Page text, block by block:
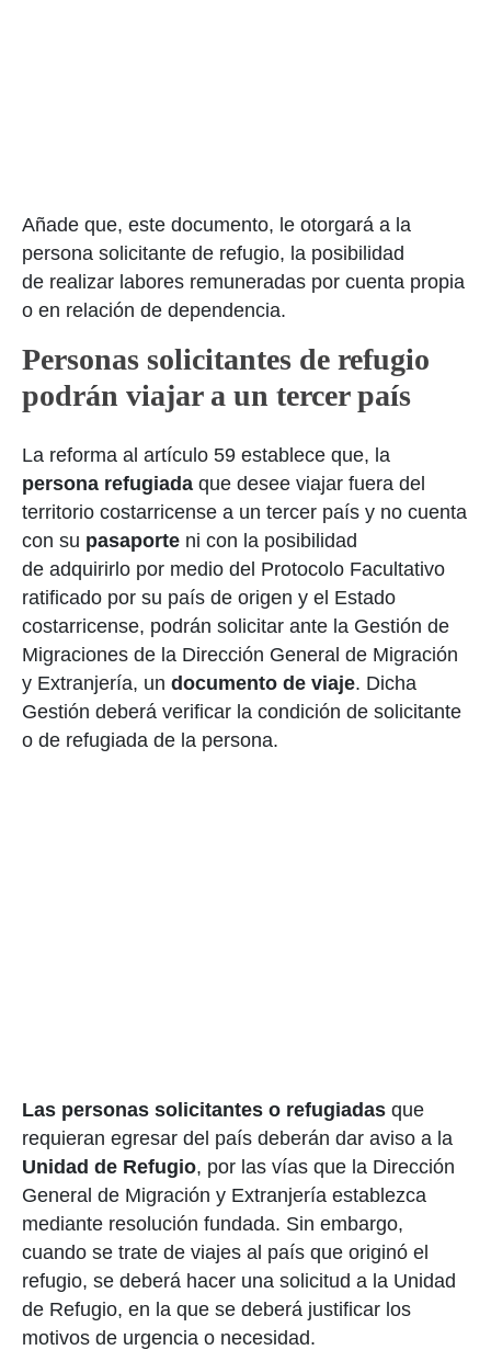
Añade que, este documento, le otorgará a la
persona solicitante de refugio, la posibilidad
de realizar labores remuneradas por cuenta propia
o en relación de dependencia.
Personas solicitantes de refugio
podrán viajar a un tercer país
La reforma al artículo 59 establece que, la
persona refugiada que desee viajar fuera del
territorio costarricense a un tercer país y no cuenta
con su pasaporte ni con la posibilidad
de adquirirlo por medio del Protocolo Facultativo
ratificado por su país de origen y el Estado
costarricense, podrán solicitar ante la Gestión de
Migraciones de la Dirección General de Migración
y Extranjería, un documento de viaje. Dicha
Gestión deberá verificar la condición de solicitante
o de refugiada de la persona.
Las personas solicitantes o refugiadas que
requieran egresar del país deberán dar aviso a la
Unidad de Refugio, por las vías que la Dirección
General de Migración y Extranjería establezca
mediante resolución fundada. Sin embargo,
cuando se trate de viajes al país que originó el
refugio, se deberá hacer una solicitud a la Unidad
de Refugio, en la que se deberá justificar los
motivos de urgencia o necesidad.